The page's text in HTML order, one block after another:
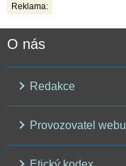
Reklama:
O nás
Redakce
Provozovatel webu